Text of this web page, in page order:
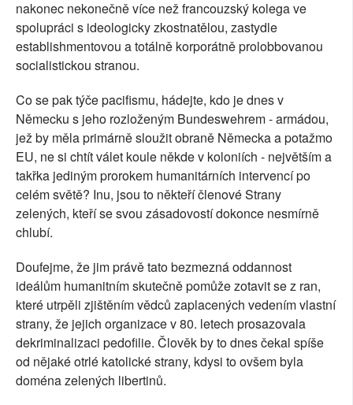
nakonec nekonečně více než francouzský kolega ve
spolupráci s ideologicky zkostnatělou, zastydle
establishmentovou a totálně korporátně prolobbovanou
socialistickou stranou.
Co se pak týče pacifismu, hádejte, kdo je dnes v
Německu s jeho rozloženým Bundeswehrem - armádou,
jež by měla primárně sloužit obraně Německa a potažmo
EU, ne si chtít válet koule někde v koloniích - největším a
takřka jediným prorokem humanitárních intervencí po
celém světě? Inu, jsou to někteří členové Strany
zelených, kteří se svou zásadovostí dokonce nesmírně
chlubí.
Doufejme, že jim právě tato bezmezná oddannost
ideálům humanitním skutečně pomůže zotavit se z ran,
které utrpěli zjištěním vědců zaplacených vedením vlastní
strany, že jejich organizace v 80. letech prosazovala
dekriminalizaci pedofilie. Člověk by to dnes čekal spíše
od nějaké otrlé katolické strany, kdysi to ovšem byla
doména zelených libertinů.